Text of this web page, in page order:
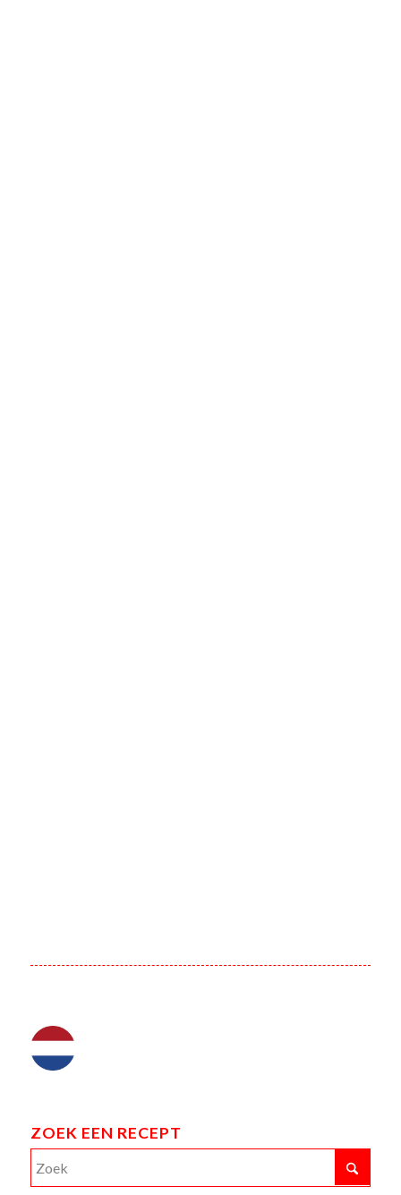
ZOEK EEN RECEPT